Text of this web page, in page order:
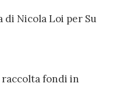
di Nicola Loi per Su
raccolta fondi in